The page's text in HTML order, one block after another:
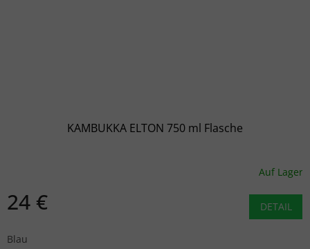
KAMBUKKA ELTON 750 ml Flasche
Auf Lager
24 € DETAIL
Blau